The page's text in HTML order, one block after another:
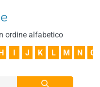
ordine alfabetico
I J K L M N O